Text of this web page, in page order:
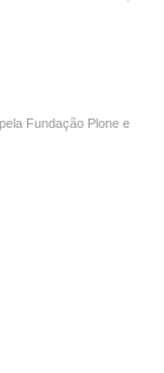
Fundação Plone e